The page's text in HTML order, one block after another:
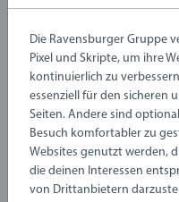
abgegeben
0/0
Richtlinien für
Die Ravensburger Gruppe
Pixel und Skripte, um ihre
kontinuierlich zu
essenziell für den sicheren
Seiten. Andere sind
Besuch komfortabler zu
Websites genutzt werden,
die deinen Interessen
von Drittanbietern